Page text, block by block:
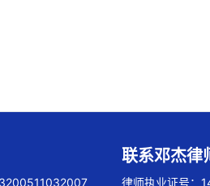
联系邓杰律
律师执业证号：